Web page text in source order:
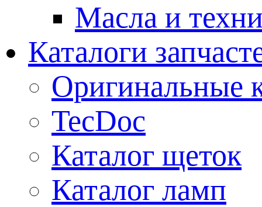
Масла и
Каталоги
Оригинальные
TecDoc
Каталог щеток
Каталог ламп